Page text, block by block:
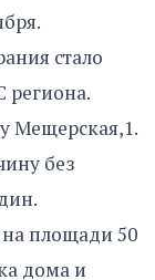
стало
региона.
Мещерская,1.
без
площади 50
дома и